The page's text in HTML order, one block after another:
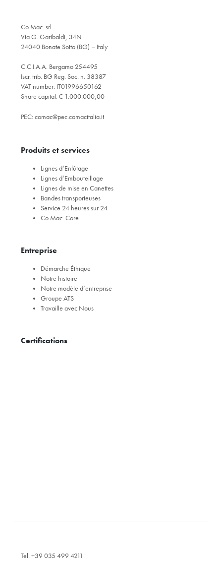
Co.Mac. srl
Via G. Garibaldi, 34N
24040 Bonate Sotto (BG) – Italy
C.C.I.A.A. Bergamo 254495
Iscr. trib. BG Reg. Soc. n. 38387
VAT number: IT01996650162
Share capital: € 1.000.000,00
PEC: comac@pec.comacitalia.it
Produits et services
Lignes d’Enfûtage
Lignes d’Embouteillage
Lignes de mise en Canettes
Bandes transporteuses
Service 24 heures sur 24
Co.Mac. Core
Entreprise
Démarche Éthique
Notre histoire
Notre modèle d’entreprise
Groupe ATS
Travaille avec Nous
Certifications
Tel. +39 035 499 4211